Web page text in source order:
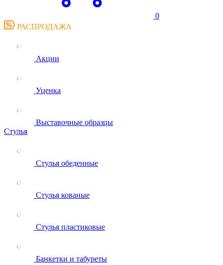
0
РАСПРОДАЖА
Акции
Уценка
Выставочные образцы
Стулья
Стулья обеденные
Стулья кованые
Стулья пластиковые
Банкетки и табуреты